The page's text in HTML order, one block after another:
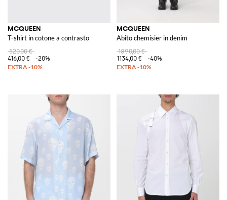
MCQUEEN
T-shirt in cotone a contrasto
520,00 €
416,00 €
-20%
MCQUEEN
Abito chemisier in denim
1890,00 €
1134,00 €
-40%